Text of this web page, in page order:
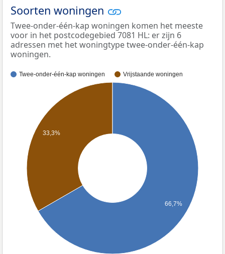
Soorten woningen
Twee-onder-één-kap woningen komen het meeste
voor in het postcodegebied 7081 HL: er zijn 6
adressen met het woningtype twee-onder-één-kap
woningen.
Twee-onder-één-kap woningen Vrijstaande woningen
33,3%
66,7%